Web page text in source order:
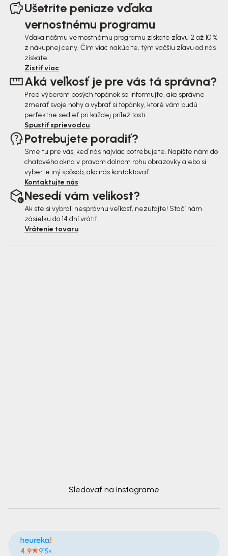
Ušetrite peniaze vďaka
vernostnému programu
Vďaka nášmu vernostnému programu získate zľavu 2 až 10 %
z nákupnej ceny. Čím viac nakúpite, tým väčšiu zľavu od nás
získate.
Zistiť viac
Aká veľkosť je pre vás tá správna?
Pred výberom bosých topánok sa informujte, ako správne
zmerať svoje nohy a vybrať si topánky, ktoré vám budú
perfektne sedieť pri každej príležitosti.
Spustiť sprievodcu
Potrebujete poradiť?
Sme tu pre vás, keď nás najviac potrebujete. Napíšte nám do
chatového okna v pravom dolnom rohu obrazovky alebo si
vyberte iný spôsob, ako nás kontaktovať.
Kontaktujte nás
Nesedí vám velikost?
Ak ste si vybrali nesprávnu veľkosť, nezúfajte! Stačí nám
zásielku do 14 dní vrátiť.
Vrátenie tovaru
Sledovať na Instagrame
4.9 915×